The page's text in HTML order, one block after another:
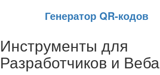
Генератор QR‑кодов
Инструменты для
Разработчиков и Веба